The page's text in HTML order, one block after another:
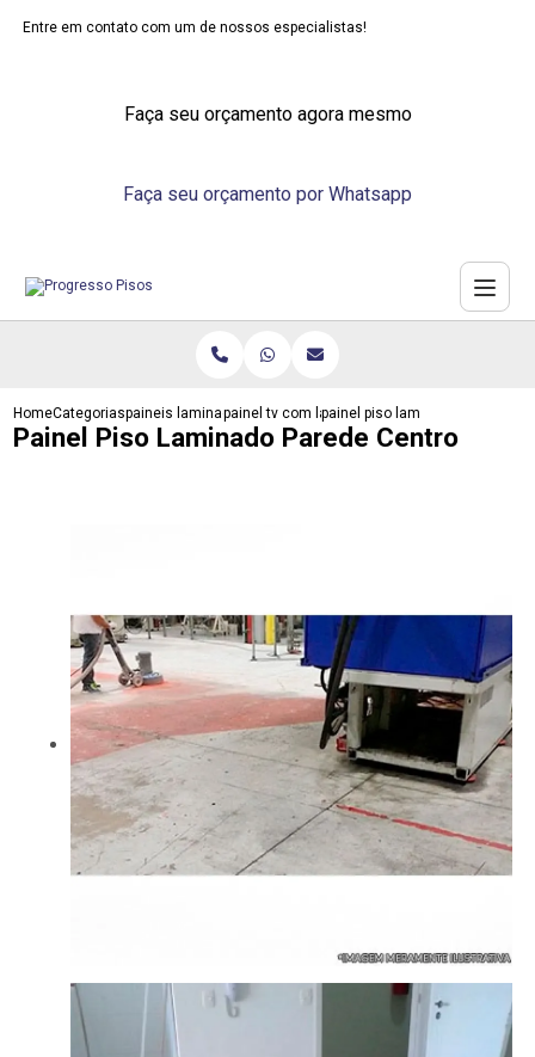
Entre em contato com um de nossos especialistas!
Faça seu orçamento agora mesmo
Faça seu orçamento por Whatsapp
HomeCategoriaspaineis laminadospainel tv com laminadopainel piso laminado parede
Painel Piso Laminado Parede Centro